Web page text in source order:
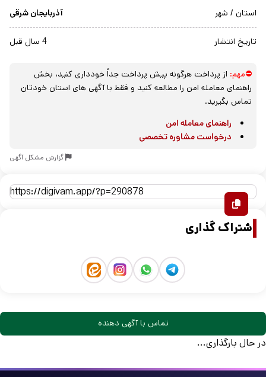
استان / شهر آذربایجان شرقی
تاریخ انتشار 4 سال قبل
⛔مهم: از پرداخت هرگونه پیش پرداخت جداً خودداری کنید، بخش
راهنمای معامله امن را مطالعه کنید و فقط با آگهی های استان خودتان
تماس بگیرید.
راهنمای معامله امن
درخواست مشاوره تخصصی
گزارش مشکل آگهی
اشتراک گذاری
تماس با آگهی دهنده
در حال بارگذاری...